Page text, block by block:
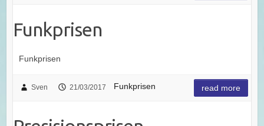
Funkprisen
Funkprisen
Sven 21/03/2017 Funkprisen read more